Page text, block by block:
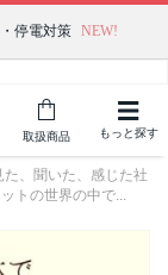
停電対策 NEW!
取扱商品 もっと探す
、聞いた、感じた社
トの世界の中で...